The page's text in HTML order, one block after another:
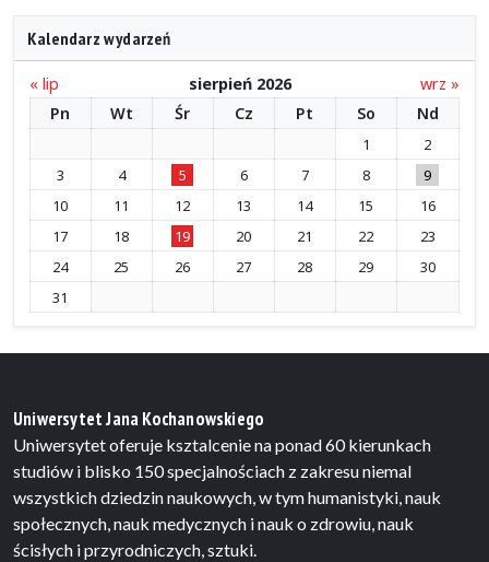
Kalendarz wydarzeń
« lip sierpień 2026
wrz »
Pn
Wt Śr Cz Pt So Nd
1
2
3
4 5 6 7 8
9
10
11 12 13 14 15
16
17
18 19 20 21 22
23
24
25 26 27 28 29
30
31
Uniwersytet Jana Kochanowskiego
Uniwersytet oferuje ksztalcenie na ponad 60 kierunkach
studiów i blisko 150 specjalnościach z zakresu niemal
wszystkich dziedzin naukowych, w tym humanistyki, nauk
społecznych, nauk medycznych i nauk o zdrowiu, nauk
ścisłych i przyrodniczych, sztuki.